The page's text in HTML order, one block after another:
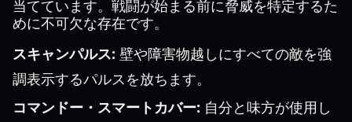
当てています。戦闘が始まる前に脅威を特定するた
めに不可欠な存在です。
スキャンパルス: 壁や障害物越しにすべての敵を強
調表示するパルスを放ちます。
コマンドー・スマートカバー: 自分と味方が使用し